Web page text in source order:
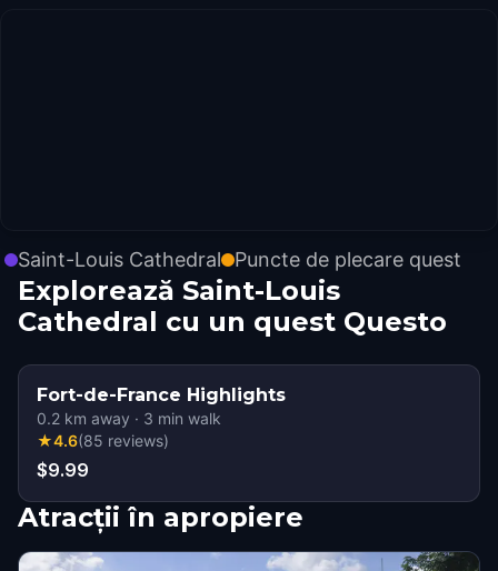
Saint-Louis Cathedral Puncte de plecare quest
Explorează Saint-Louis
Cathedral cu un quest Questo
Fort-de-France Highlights
0.2 km away · 3 min walk
★4.6(85 reviews)
$9.99
Atracții în apropiere